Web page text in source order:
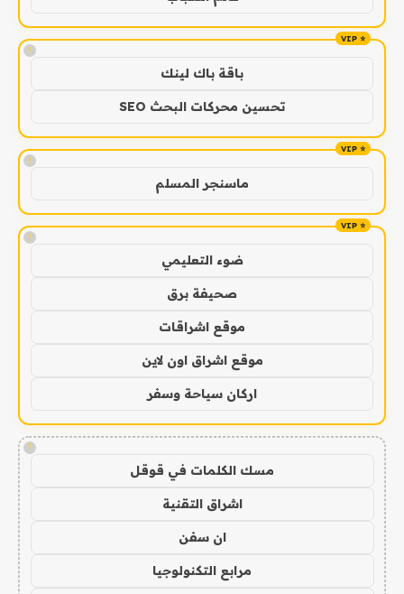
!
باقة باك لينك
تحسين محركات البحث SEO
!
ماسنجر المسلم
!
ضوء التعليمي
صحيفة برق
موقع اشراقات
موقع اشراق اون لاين
اركان سياحة وسفر
!
مسك الكلمات في قوقل
اشراق التقنية
ان سفن
مرابع التكنولوجيا